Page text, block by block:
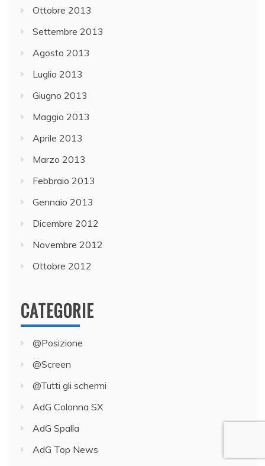
Ottobre 2013
Settembre 2013
Agosto 2013
Luglio 2013
Giugno 2013
Maggio 2013
Aprile 2013
Marzo 2013
Febbraio 2013
Gennaio 2013
Dicembre 2012
Novembre 2012
Ottobre 2012
CATEGORIE
@Posizione
@Screen
@Tutti gli schermi
AdG Colonna SX
AdG Spalla
AdG Top News